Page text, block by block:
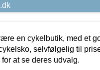
en cykelbutik, med et
selvfølgelig til
at se deres udvalg.